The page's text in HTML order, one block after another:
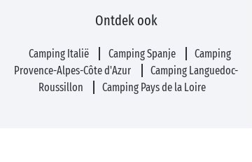
Ontdek ook
Camping Italië Camping Spanje
Camping
Provence-Alpes-Côte d'Azur
Camping Languedoc-
Roussillon
Camping Pays de la Loire